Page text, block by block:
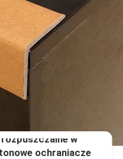
w
ochraniacze